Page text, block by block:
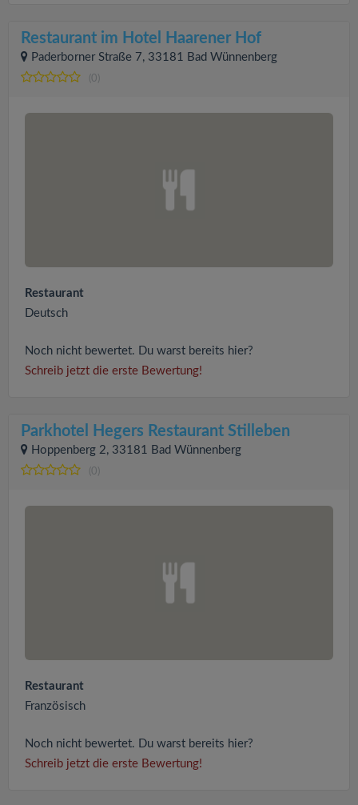
Restaurant im Hotel Haarener Hof
Paderborner Straße 7, 33181 Bad Wünnenberg
(0)
Restaurant
Deutsch
Noch nicht bewertet. Du warst bereits hier?
Schreib jetzt die erste Bewertung!
Parkhotel Hegers Restaurant Stilleben
Hoppenberg 2, 33181 Bad Wünnenberg
(0)
Restaurant
Französisch
Noch nicht bewertet. Du warst bereits hier?
Schreib jetzt die erste Bewertung!